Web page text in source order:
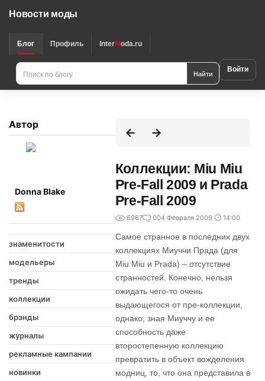
Новости моды
Блог Профиль InterModa.ru
Найти Войти
Автор
Donna Blake
знаменитости
модельеры
тренды
коллекции
брэнды
журналы
рекламные кампании
новинки
Коллекции: Miu Miu
Pre-Fall 2009 и Prada
Pre-Fall 2009
6967 004 Февраля 2009 14:00
Самое странное в последних двух
коллекциях Миуччи Прада (для
Miu Miu и Prada) – отсутствие
странностей. Конечно, нельзя
ожидать чего-то очень
выдающегося от пре-коллекции,
однако, зная Миуччу и ее
способность даже
второстепенную коллекцию
превратить в объект вожделения
модниц, то, что она представила в